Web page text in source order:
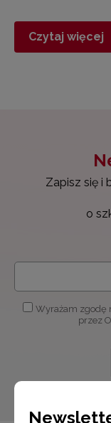
Czytaj więcej
Zapisz się i
o
Wyrażam zgodę
przez